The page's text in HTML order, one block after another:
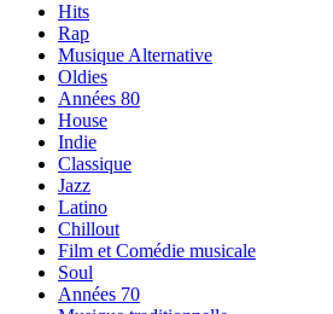
Hits
Rap
Musique Alternative
Oldies
Années 80
House
Indie
Classique
Jazz
Latino
Chillout
Film et Comédie musicale
Soul
Années 70